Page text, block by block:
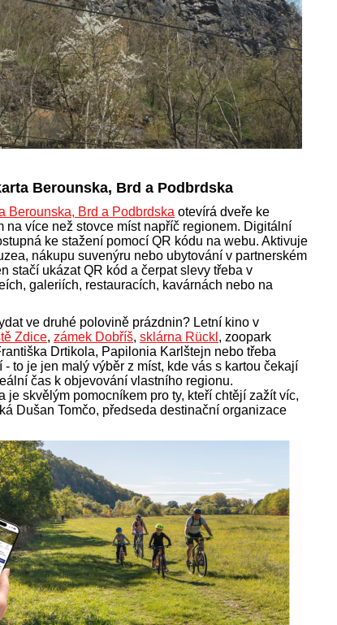
Berounska, Brd a Podbrdska
Berounska, Brd a Podbrdska otevírá dveře ke
na více než stovce míst napříč regionem. Digitální
ke stažení pomocí QR kódu na webu. Aktivuje
nákupu suvenýru nebo ubytování v partnerském
stačí ukázat QR kód a čerpat slevy třeba v
galeriích, restauracích, kavárnách nebo na
ve druhé polovině prázdnin? Letní kino v
Zdice, zámek Dobříš, sklárna Rückl , zoopark
Drtikola, Papilonia Karlštejn nebo třeba
- to je jen malý výběr z míst, kde vás s kartou čekají
čas k objevování vlastního regionu.
je skvělým pomocníkem pro ty, kteří chtějí zažít víc,
Dušan Tomčo, předseda destinační organizace